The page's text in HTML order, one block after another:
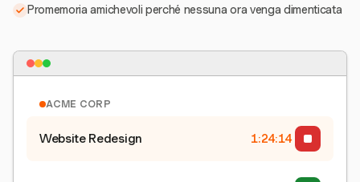
Promemoria amichevoli perché nessuna ora venga dimenticata
ACME CORP
Website Redesign 1:24:15